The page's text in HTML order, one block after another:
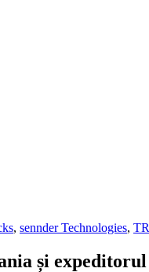
, sennder Technologies,
și